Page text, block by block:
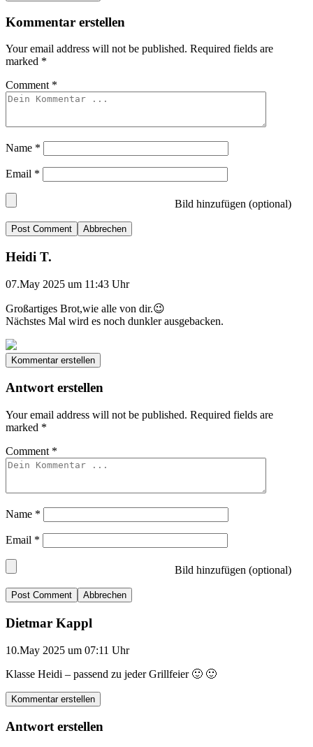
Kommentar erstellen
Your email address will not be published. Required fields are
marked *
Comment *
Name *
Email *
Bild hinzufügen (optional)
Abbrechen
Heidi T.
07.May 2025 um 11:43 Uhr
Großartiges Brot,wie alle von dir.😉
Nächstes Mal wird es noch dunkler ausgebacken.
Kommentar erstellen
Antwort erstellen
Your email address will not be published. Required fields are
marked *
Comment *
Name *
Email *
Bild hinzufügen (optional)
Abbrechen
Dietmar Kappl
10.May 2025 um 07:11 Uhr
Klasse Heidi – passend zu jeder Grillfeier 🙂 🙂
Kommentar erstellen
Antwort erstellen